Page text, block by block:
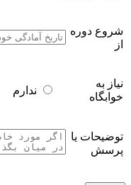
شروع دوره
از
نیاز به
خوابگاه
ندارم
توضیحات یا
پرسش